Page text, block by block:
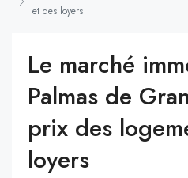
et des loyers
Le marché
Palmas de
prix des
loyers